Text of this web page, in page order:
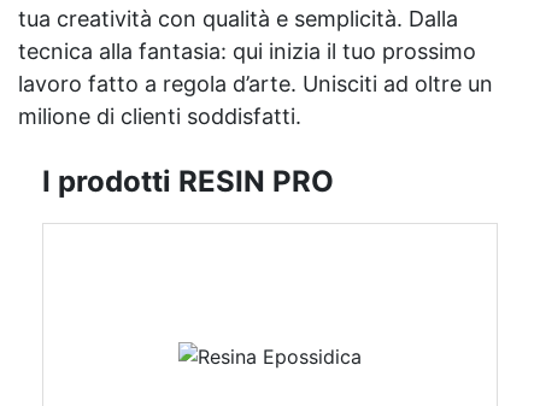
tua creatività con qualità e semplicità. Dalla
tecnica alla fantasia: qui inizia il tuo prossimo
lavoro fatto a regola d’arte. Unisciti ad oltre un
milione di clienti soddisfatti.
I prodotti RESIN PRO